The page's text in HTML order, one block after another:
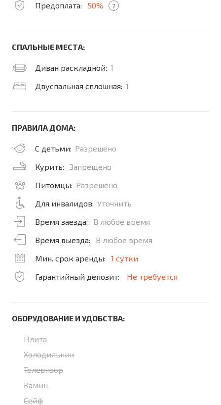
Предоплата:
50% ?
СПАЛЬНЫЕ МЕСТА:
Диван раскладной: 1
Двуспальная сплошная: 1
ПРАВИЛА ДОМА:
С детьми: Разрешено
Курить:
Запрещено
Питомцы: Разрешено
Для инвалидов: Уточнить
Время заезда:
В любое время
Время выезда:
В любое время
Мин. срок аренды:
1 сутки
Гарантийный депозит:
Не требуется
ОБОРУДОВАНИЕ И УДОБСТВА:
Плита
Холодильник
Телевизор
Камин
Сейф